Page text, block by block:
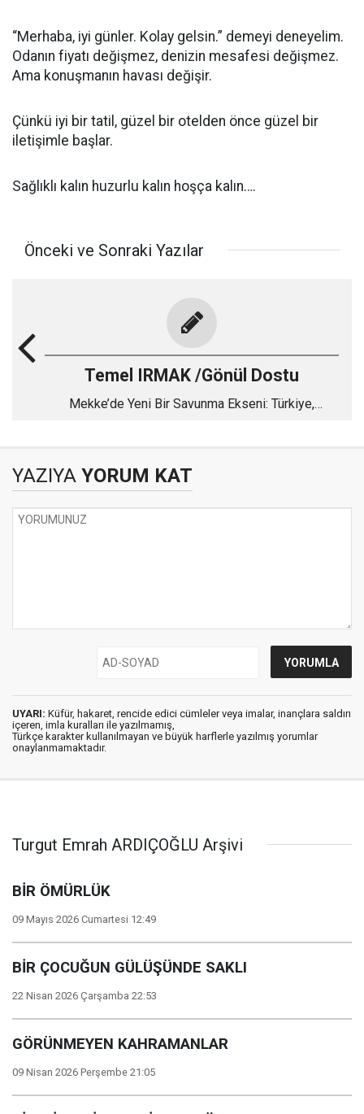
“Merhaba, iyi günler. Kolay gelsin.” demeyi deneyelim.
Odanın fiyatı değişmez, denizin mesafesi değişmez.
Ama konuşmanın havası değişir.
Çünkü iyi bir tatil, güzel bir otelden önce güzel bir
iletişimle başlar.
Sağlıklı kalın huzurlu kalın hoşça kalın….
Önceki ve Sonraki Yazılar
Temel IRMAK /Gönül Dostu
Mekke’de Yeni Bir Savunma Ekseni: Türkiye,
YAZIYA YORUM KAT
UYARI: Küfür, hakaret, rencide edici cümleler veya imalar, inançlara saldırı
içeren, imla kuralları ile yazılmamış,
Türkçe karakter kullanılmayan ve büyük harflerle yazılmış yorumlar
onaylanmamaktadır.
Turgut Emrah ARDIÇOĞLU Arşivi
BİR ÖMÜRLÜK
09 Mayıs 2026 Cumartesi 12:49
BİR ÇOCUĞUN GÜLÜŞÜNDE SAKLI
22 Nisan 2026 Çarşamba 22:53
GÖRÜNMEYEN KAHRAMANLAR
09 Nisan 2026 Perşembe 21:05